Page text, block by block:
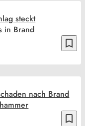
bookmark_border
steckt
in Brand
bookmark_border
nach Brand